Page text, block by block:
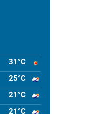
31°C
25°C
21°C
21°C